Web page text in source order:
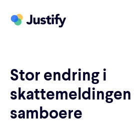
Stor endring i
samboere